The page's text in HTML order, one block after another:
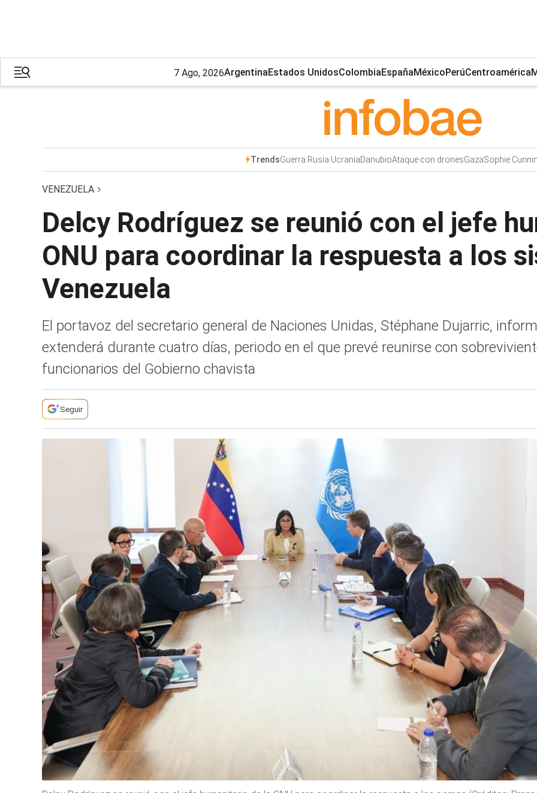
7 Ago, 2026ArgentinaEstados UnidosColombiaEspañaMéxicoPerúCentroamérica
TrendsGuerra Rusia UcraniaDanubioAtaque con dronesGazaSophie
VENEZUELA
Delcy Rodríguez se reunió con el jefe
ONU para coordinar la respuesta a los
Venezuela
El portavoz del secretario general de Naciones Unidas, Stéphane Dujarric,
extenderá durante cuatro días, periodo en el que prevé reunirse con
funcionarios del Gobierno chavista
Seguir